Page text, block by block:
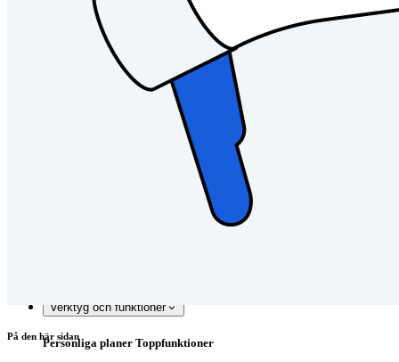
Passwordless.dev och lösenord
Lås upp lösenordsfunktioner och mer med bara några rader
Utvecklardokumentation
Verktyg och funktioner
Personliga planer Toppfunktioner
På den här sidan